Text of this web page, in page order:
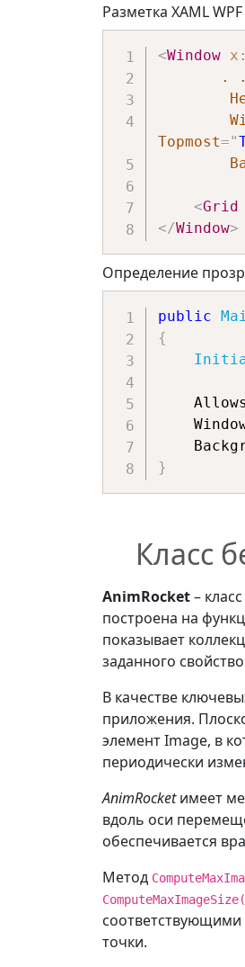
Разметка XAML
<Window x:
.
.
Topmost="
<Grid
</Window>
Определение
public
{
}
Класс
AnimRocket–
построена на
показывает
заданного
В качестве
приложения.
элемент Image, в
периодически
AnimRocketимеет
вдоль оси
обеспечивается
Метод
соответствующими
точки.